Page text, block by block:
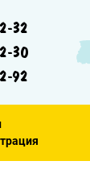
32
30
92